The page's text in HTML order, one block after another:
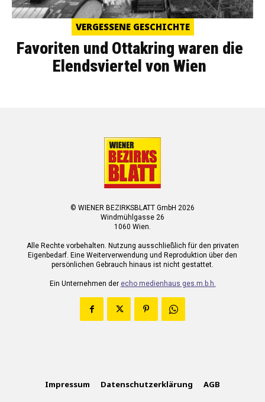
VERGESSENE GESCHICHTE
Favoriten und Ottakring waren die
Elendsviertel von Wien
© WIENER BEZIRKSBLATT GmbH 2026
Windmühlgasse 26
1060 Wien.
Alle Rechte vorbehalten. Nutzung ausschließlich für den privaten
Eigenbedarf. Eine Weiterverwendung und Reproduktion über den
persönlichen Gebrauch hinaus ist nicht gestattet.
Ein Unternehmen der echo medienhaus ges.m.b.h.
Impressum Datenschutzerklärung AGB